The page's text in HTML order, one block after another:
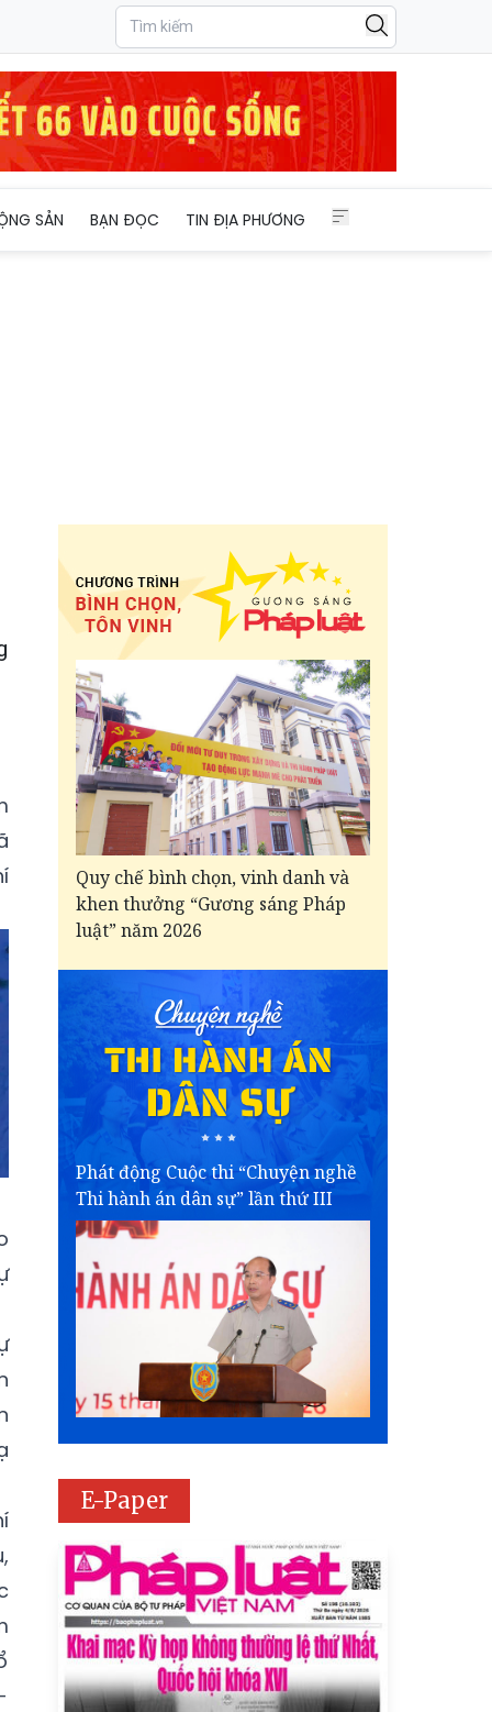
SẢN BẠN ĐỌC TIN ĐỊA PHƯƠNG
Quy chế bình chọn, vinh danh và
khen thưởng “Gương sáng Pháp
luật” năm 2026
Phát động Cuộc thi “Chuyện nghề
Thi hành án dân sự” lần thứ III
E-Paper